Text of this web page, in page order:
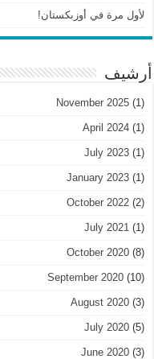
لأول مرة في أوزبكستان!
أرشيف
November 2025(1)
April 2024(1)
July 2023(1)
January 2023(1)
October 2022(2)
July 2021 (1)
October 2020(8)
September 2020(10)
August 2020(3)
July 2020(5)
June 2020(3)